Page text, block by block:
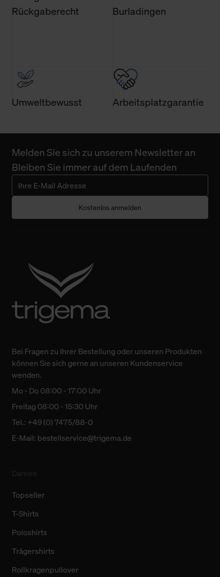
finden Sie in unserer Datenschutzerklärung.
Rückgaberecht
Burladingen
Umweltbewusst Arbeitsplatzgarantie
Melden Sie sich zu unserem Newsletter an
Bleiben Sie immer auf dem Laufenden
Kostenlos anmelden
Bei Fragen zu Ihrer Bestellung oder unseren Produkten
können Sie sich gerne an unseren Kundenservice
wenden.
Mo - Do 08:00 - 17:00 Uhr
Freitag 08:00 - 15:30 Uhr
Tel.: +49 (0) 7475/88-0
E-Mail: bestellservice@trigema.de
Topseller
T-Shirts
Poloshirts
Trägershirts
Rollkragenpullover